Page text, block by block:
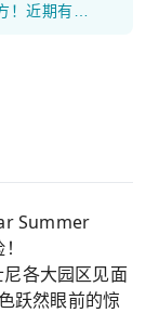
Summer
各大园区见面
跃然眼前的惊